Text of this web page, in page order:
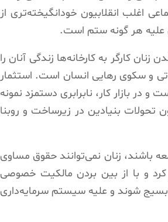
اغلب انقلابیون خودانگیخته‌تری از
علیه هر گونه ستم است.
کارگر به کارخانه‌ها زندگی آنان را
و سکوی رهایی انسان است. استثمار
در بازار کار، نابرابری دستمزد نمونه
بنیادین در زیرساخت و روبنا
باشند، زنان نمی‌توانند حقوق مساوی
و با از بین بردن مالکیت خصوصی
بسیج شوند و علیه سیستم سرمایه‌داری